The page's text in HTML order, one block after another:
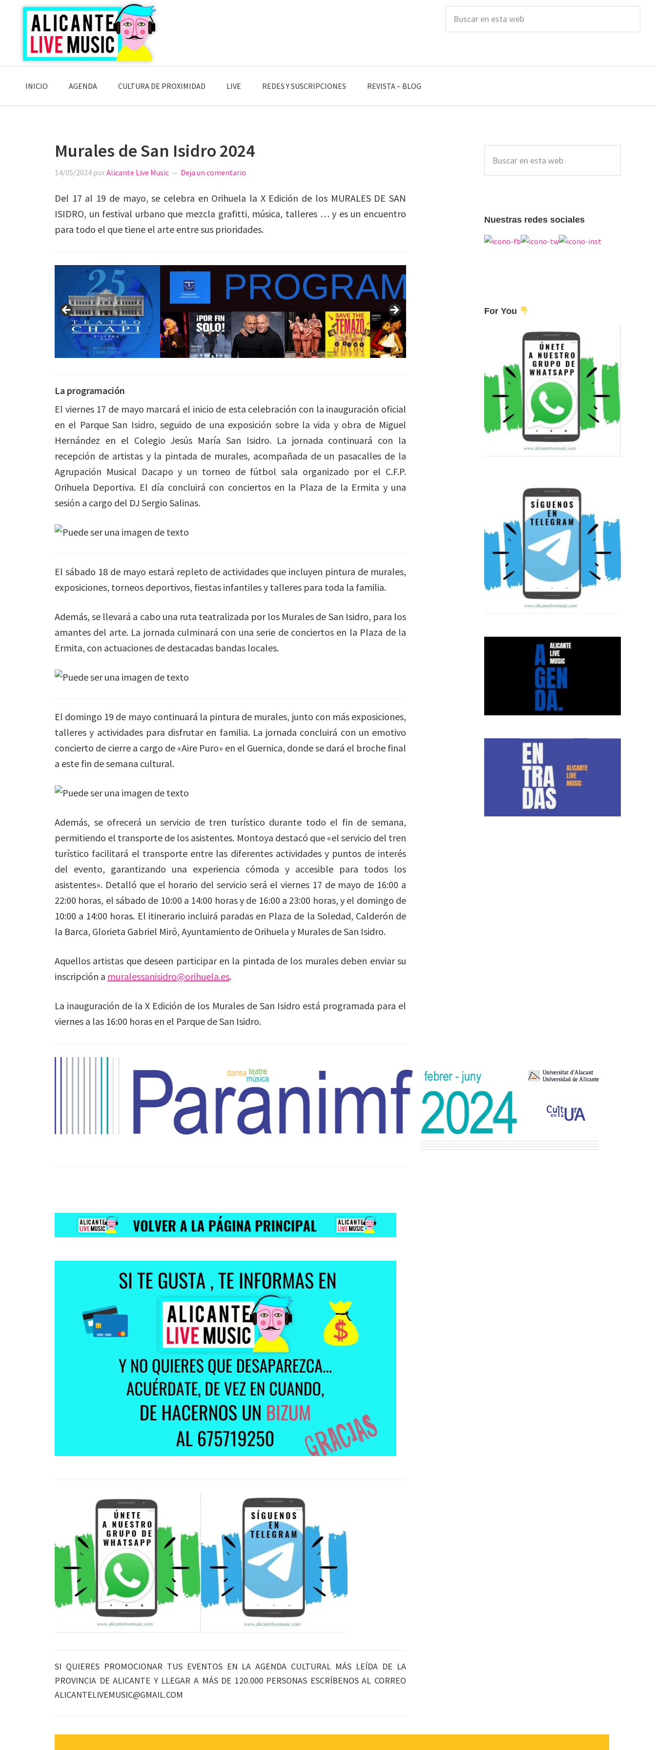
Saltar
navegación
principal
Saltar
contenido
principal
Saltar
lateral
principal
esta
INICIO AGENDA CULTURA DE PROXIMIDAD LIVE REDES Y SUSCRIPCIONES REVISTA – BLOG
Murales de San Isidro 2024
14/05/2024 porAlicante Live Music Deja un comentario
Del 17 al 19 de mayo, se celebra en Orihuela la X Edición de los MURALES DE SAN
ISIDRO, un festival urbano que mezcla grafitti, música, talleres … y es un encuentro
para todo el que tiene el arte entre sus prioridades.
La programación
El viernes 17 de mayo marcará el inicio de esta celebración con la inauguración oficial
en el Parque San Isidro, seguido de una exposición sobre la vida y obra de Miguel
Hernández en el Colegio Jesús María San Isidro. La jornada continuará con la
recepción de artistas y la pintada de murales, acompañada de un pasacalles de la
Agrupación Musical Dacapo y un torneo de fútbol sala organizado por el C.F.P.
Orihuela Deportiva. El día concluirá con conciertos en la Plaza de la Ermita y una
sesión a cargo del DJ Sergio Salinas.
El sábado 18 de mayo estará repleto de actividades que incluyen pintura de murales,
exposiciones, torneos deportivos, fiestas infantiles y talleres para toda la familia.
Además, se llevará a cabo una ruta teatralizada por los Murales de San Isidro, para los
amantes del arte. La jornada culminará con una serie de conciertos en la Plaza de la
Ermita, con actuaciones de destacadas bandas locales.
El domingo 19 de mayo continuará la pintura de murales, junto con más exposiciones,
talleres y actividades para disfrutar en familia. La jornada concluirá con un emotivo
concierto de cierre a cargo de «Aire Puro» en el Guernica, donde se dará el broche final
a este fin de semana cultural.
Además, se ofrecerá un servicio de tren turístico durante todo el fin de semana,
permitiendo el transporte de los asistentes. Montoya destacó que «el servicio del tren
turístico facilitará el transporte entre las diferentes actividades y puntos de interés
del evento, garantizando una experiencia cómoda y accesible para todos los
asistentes». Detalló que el horario del servicio será el viernes 17 de mayo de 16:00 a
22:00 horas, el sábado de 10:00 a 14:00 horas y de 16:00 a 23:00 horas, y el domingo de
10:00 a 14:00 horas. El itinerario incluirá paradas en Plaza de la Soledad, Calderón de
la Barca, Glorieta Gabriel Miró, Ayuntamiento de Orihuela y Murales de San Isidro.
Aquellos artistas que deseen participar en la pintada de los murales deben enviar su
inscripción a muralessanisidro@orihuela.es.
La inauguración de la X Edición de los Murales de San Isidro está programada para el
viernes a las 16:00 horas en el Parque de San Isidro.
SI QUIERES PROMOCIONAR TUS EVENTOS EN LA AGENDA CULTURAL MÁS LEÍDA DE LA
PROVINCIA DE ALICANTE Y LLEGAR A MÁS DE 120.000 PERSONAS ESCRÍBENOS AL CORREO
ALICANTELIVEMUSIC@GMAIL.COM
lateral
principal
esta
Nuestras redes sociales
For You